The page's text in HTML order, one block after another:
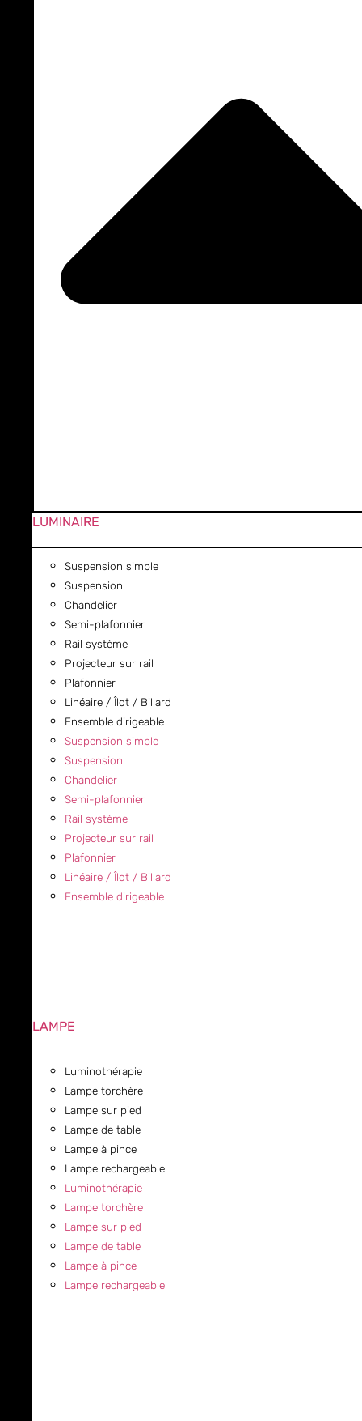
LUMINAIRE
Suspension simple
Suspension
Chandelier
Semi-plafonnier
Rail système
Projecteur sur rail
Plafonnier
Linéaire / Îlot / Billard
Ensemble dirigeable
Suspension simple
Suspension
Chandelier
Semi-plafonnier
Rail système
Projecteur sur rail
Plafonnier
Linéaire / Îlot / Billard
Ensemble dirigeable
LAMPE
Luminothérapie
Lampe torchère
Lampe sur pied
Lampe de table
Lampe à pince
Lampe rechargeable
Luminothérapie
Lampe torchère
Lampe sur pied
Lampe de table
Lampe à pince
Lampe rechargeable